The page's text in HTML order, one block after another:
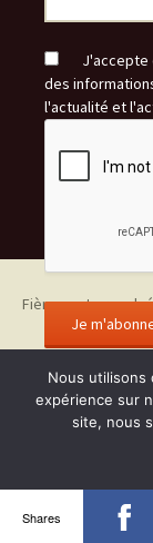
J'accepte
des
l'actualité et
Fièrement
Nous utilisons
expérience sur
site, nous
Shares